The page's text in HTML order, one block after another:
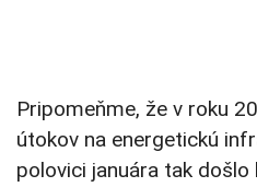
Pripomeňme, že v roku
útokov na energetickú
polovici januára tak